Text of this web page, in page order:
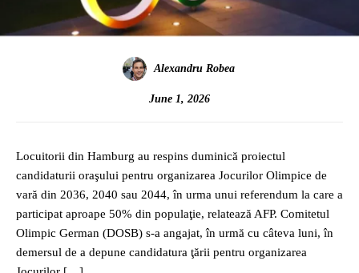
Alexandru Robea
June 1, 2026
Locuitorii din Hamburg au respins duminică proiectul
candidaturii oraşului pentru organizarea Jocurilor Olimpice de
vară din 2036, 2040 sau 2044, în urma unui referendum la care a
participat aproape 50% din populaţie, relatează AFP. Comitetul
Olimpic German (DOSB) s-a angajat, în urmă cu câteva luni, în
demersul de a depune candidatura ţării pentru organizarea